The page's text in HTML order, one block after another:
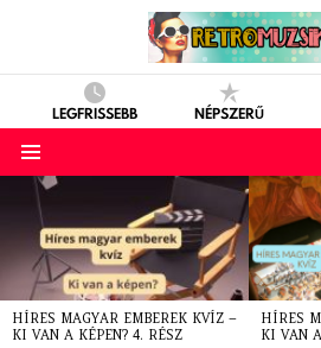
LEGFRISSEBB NÉPSZERŰ
LATEST
STORIES
HÍRES MAGYAR EMBEREK KVÍZ –
KI VAN A KÉPEN? 4. RÉSZ
HÍRES
KI VAN